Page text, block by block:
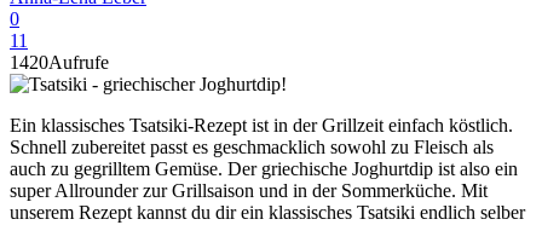
0
11
1420Aufrufe
Ein klassisches Tsatsiki-Rezept ist in der Grillzeit einfach köstlich.
Schnell zubereitet passt es geschmacklich sowohl zu Fleisch als
auch zu gegrilltem Gemüse. Der griechische Joghurtdip ist also ein
super Allrounder zur Grillsaison und in der Sommerküche. Mit
unserem Rezept kannst du dir ein klassisches Tsatsiki endlich selber